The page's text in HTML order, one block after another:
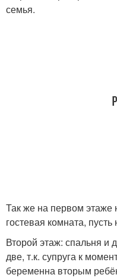
семья.
Так же на первом этаже
гостевая комната,
Второй этаж: спальня и
две, т.к. супруга к
беременна вторым